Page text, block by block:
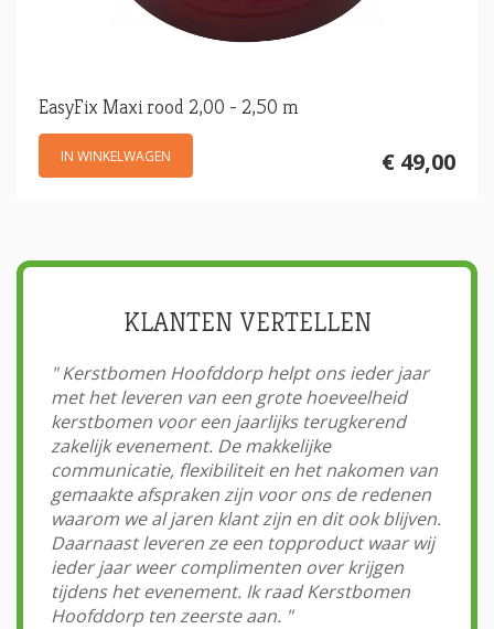
EasyFix Maxi rood 2,00 - 2,50 m
€ 49,00
IN WINKELWAGEN
KLANTEN VERTELLEN
"Kerstbomen Hoofddorp helpt ons ieder jaar
met het leveren van een grote hoeveelheid
kerstbomen voor een jaarlijks terugkerend
zakelijk evenement. De makkelijke
communicatie, flexibiliteit en het nakomen van
gemaakte afspraken zijn voor ons de redenen
waarom we al jaren klant zijn en dit ook blijven.
Daarnaast leveren ze een topproduct waar wij
ieder jaar weer complimenten over krijgen
tijdens het evenement. Ik raad Kerstbomen
Hoofddorp ten zeerste aan. "